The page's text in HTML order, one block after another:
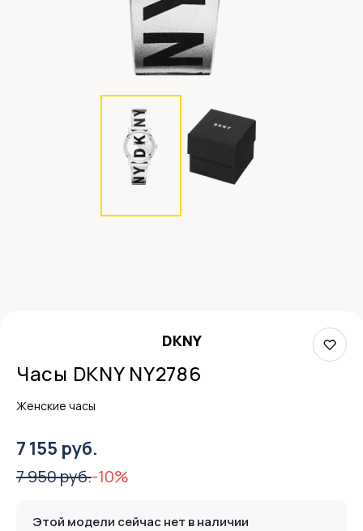
DKNY
Часы DKNY NY2786
Женские часы
7 155 руб.
7 950 руб.-10%
Этой модели сейчас нет в наличии